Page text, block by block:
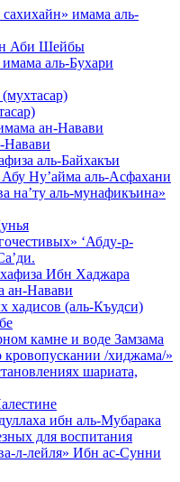
сахихайн» имама аль-
Аби Шейбы
аль-Бухари
ан-Навави
Навави
аль-Байхакъи
Абу Ну’айма аль-Асфахани
на’ту аль-мунафикъина»
‘Абду-р-
Ибн Хаджара
ан-Навави
(аль-Къудси)
камне и воде Замзама
кровопускании /хиджама/»
шариата,
ибн аль-Мубарака
для воспитания
л-лейля» Ибн ас-Сунни